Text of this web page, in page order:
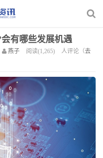
有哪些发展机遇
燕子 阅读(1,265) 人评论（去